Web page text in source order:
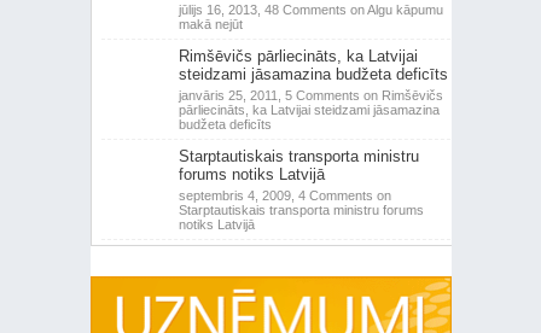
jūlijs 16, 2013, 48 Comments on Algu kāpumu
makā nejūt
Rimšēvičs pārliecināts, ka Latvijai
steidzami jāsamazina budžeta deficīts
janvāris 25, 2011, 5 Comments on Rimšēvičs
pārliecināts, ka Latvijai steidzami jāsamazina
budžeta deficīts
Starptautiskais transporta ministru
forums notiks Latvijā
septembris 4, 2009, 4 Comments on
Starptautiskais transporta ministru forums
notiks Latvijā